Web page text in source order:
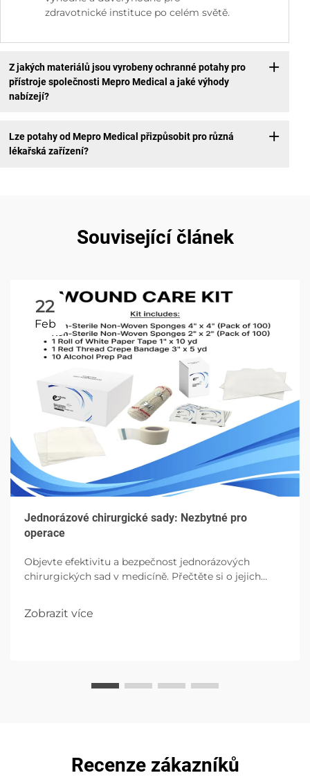
zdravotnické instituce po celém světě.
Z jakých materiálů jsou vyrobeny ochranné potahy pro
přístroje společnosti Mepro Medical a jaké výhody
nabízejí?
Lze potahy od Mepro Medical přizpůsobit pro různá
lékařská zařízení?
Související článek
22
Feb
Jednorázové chirurgické sady: Nezbytné pro
operace
Objevte efektivitu a bezpečnost jednorázových
chirurgických sad v medicíně. Přečtěte si o jejich
Zobrazit více
Recenze zákazníků